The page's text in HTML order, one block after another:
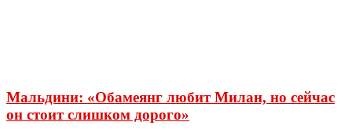
Мальдини: «Обамеянг любит Милан, но сейчас
он стоит слишком дорого»